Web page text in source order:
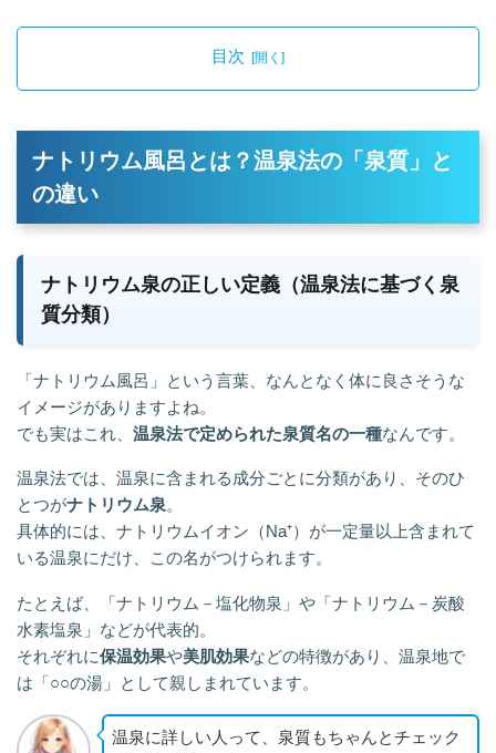
目次
ナトリウム風呂とは？温泉法の「泉質」と
の違い
ナトリウム泉の正しい定義（温泉法に基づく泉
質分類）
「ナトリウム風呂」という言葉、なんとなく体に良さそうな
イメージがありますよね。
でも実はこれ、 温泉法で定められた泉質名の一種なんです。
温泉法では、温泉に含まれる成分ごとに分類があり、そのひ
とつがナトリウム泉。
具体的には、ナトリウムイオン（Na⁺）が一定量以上含まれて
いる温泉にだけ、この名がつけられます。
たとえば、「ナトリウム－塩化物泉」や「ナトリウム－炭酸
水素塩泉」などが代表的。
それぞれに保温効果や美肌効果などの特徴があり、温泉地で
は「○○の湯」として親しまれています。
温泉に詳しい人って、泉質もちゃんとチェック